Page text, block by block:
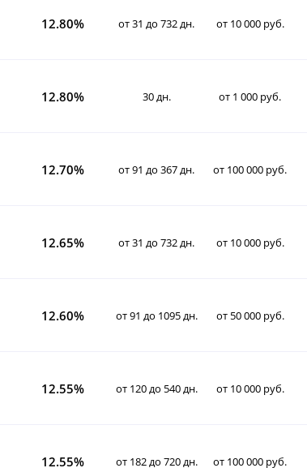
12.80% от 31 до 732 дн. от 10 000 руб.
12.80% 30 дн. от 1 000 руб.
12.70% от 91 до 367 дн. от 100 000 руб.
12.65% от 31 до 732 дн. от 10 000 руб.
12.60% от 91 до 1095 дн. от 50 000 руб.
12.55% от 120 до 540 дн. от 10 000 руб.
12.55% от 182 до 720 дн. от 100 000 руб.